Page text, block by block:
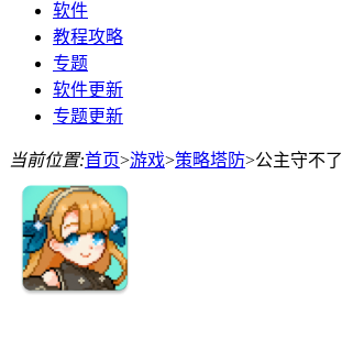
软件
教程攻略
专题
软件更新
专题更新
当前位置:首页>游戏>策略塔防>公主守不了